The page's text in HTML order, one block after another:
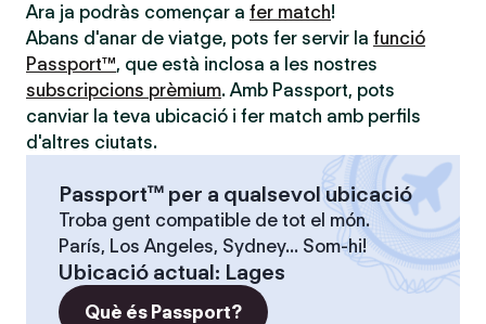
Ara ja podràs començar a fer match!
Abans d'anar de viatge, pots fer servir la funció
Passport™, que està inclosa a les nostres
subscripcions prèmium. Amb Passport, pots
canviar la teva ubicació i fer match amb perfils
d'altres ciutats.
Passport™ per a qualsevol ubicació
Troba gent compatible de tot el món.
París, Los Angeles, Sydney... Som-hi!
Ubicació actual: Lages
Què és Passport?